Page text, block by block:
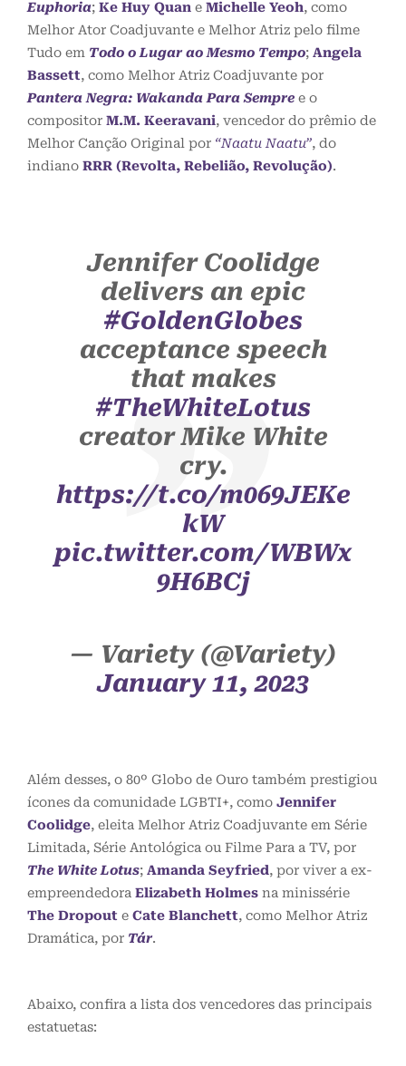
Euphoria; Ke Huy Quan e Michelle Yeoh, como
Melhor Ator Coadjuvante e Melhor Atriz pelo filme
Tudo em Todo o Lugar ao Mesmo Tempo; Angela
Bassett, como Melhor Atriz Coadjuvante por
Pantera Negra: Wakanda Para Sempre e o
compositor M.M. Keeravani, vencedor do prêmio de
Melhor Canção Original por “Naatu Naatu”, do
indiano RRR (Revolta, Rebelião, Revolução).
Jennifer Coolidge
delivers an epic
#GoldenGlobes
acceptance speech
that makes
#TheWhiteLotus
creator Mike White
cry.
https://t.co/m069JEKe
kW
pic.twitter.com/WBWx
9H6BCj
— Variety (@Variety)
January 11, 2023
Além desses, o 80º Globo de Ouro também prestigiou
ícones da comunidade LGBTI+, como Jennifer
Coolidge, eleita Melhor Atriz Coadjuvante em Série
Limitada, Série Antológica ou Filme Para a TV, por
The White Lotus; Amanda Seyfried, por viver a ex-
empreendedora Elizabeth Holmes na minissérie
The Dropout e Cate Blanchett, como Melhor Atriz
Dramática, por Tár.
Abaixo, confira a lista dos vencedores das principais
estatuetas: